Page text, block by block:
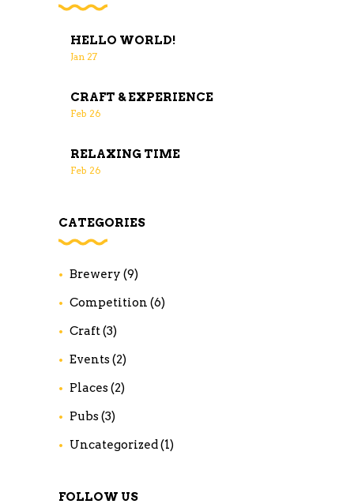
HELLO WORLD!
Jan 27
CRAFT & EXPERIENCE
Feb 26
RELAXING TIME
Feb 26
CATEGORIES
Brewery (9)
Competition (6)
Craft(3)
Events(2)
Places(2)
Pubs(3)
Uncategorized(1)
FOLLOW US